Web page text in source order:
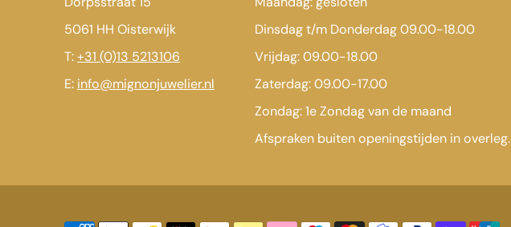
5061 HH Oisterwijk
T:+31 (0)13 5213106
E: info@mignonjuwelier.nl
Dinsdag t/m Donderdag 09.00-18.00
Vrijdag: 09.00-18.00
Zaterdag: 09.00-17.00
Zondag: 1e Zondag van de maand
Afspraken buiten openingstijden in overleg.